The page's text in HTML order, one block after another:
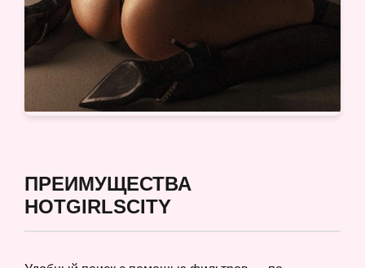
ПРЕИМУЩЕСТВА
HOTGIRLSCITY